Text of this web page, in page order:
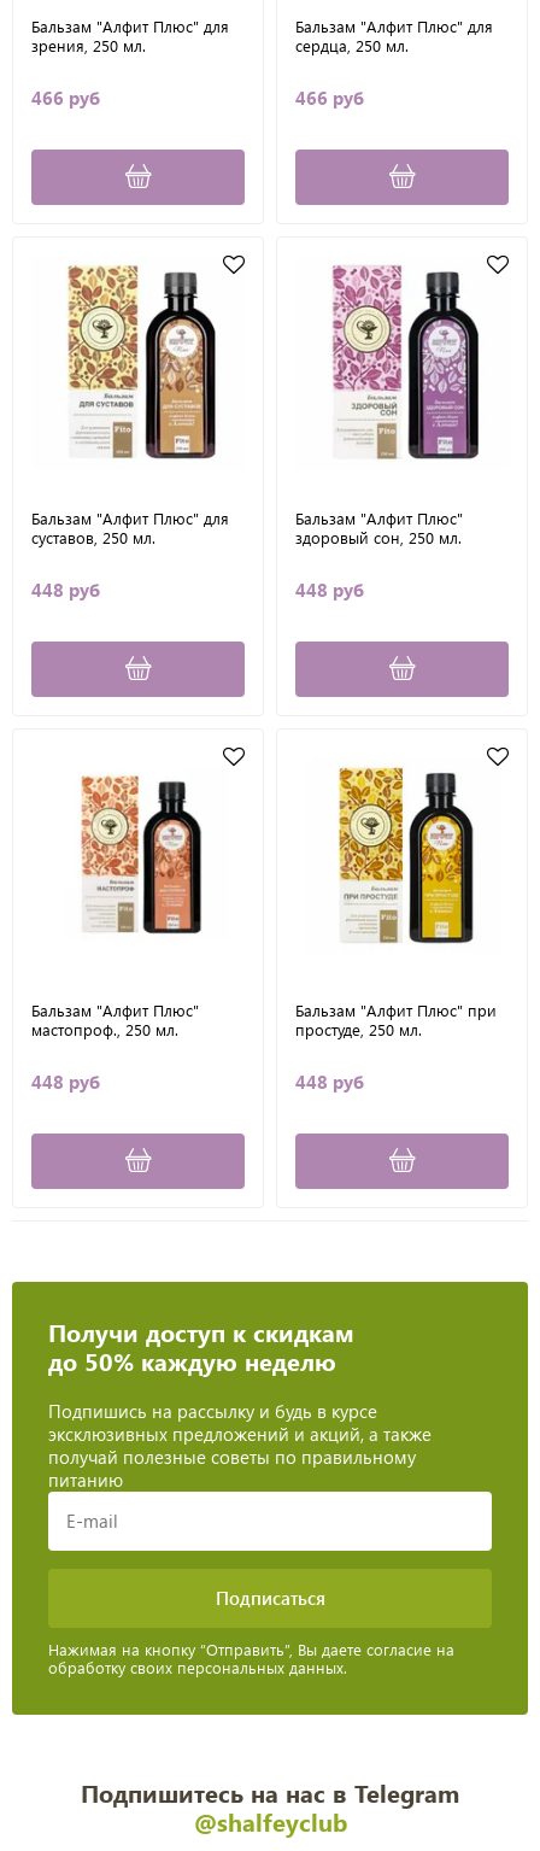
Бальзам "Алфит Плюс" для
зрения, 250 мл.
466 руб
Бальзам "Алфит Плюс" для
сердца, 250 мл.
466 руб
Бальзам "Алфит Плюс" для
суставов, 250 мл.
448 руб
Бальзам "Алфит Плюс"
здоровый сон, 250 мл.
448 руб
Бальзам "Алфит Плюс"
мастопроф., 250 мл.
448 руб
Бальзам "Алфит Плюс" при
простуде, 250 мл.
448 руб
Получи доступ к скидкам
до 50% каждую неделю
Подпишись на рассылку и будь в курсе
эксклюзивных предложений и акций, а также
получай полезные советы по правильному
питанию
Нажимая на кнопку “Отправить”, Вы даете согласие на
обработку своих персональных данных.
Подпишитесь на нас в Telegram
@shalfeyclub